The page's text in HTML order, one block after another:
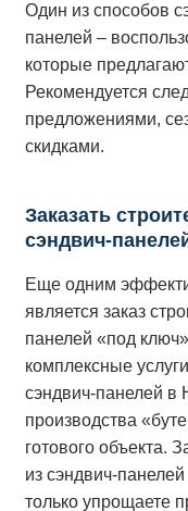
Один из способов
панелей –
которые
Рекомендуется
предложениями,
скидками.
Заказать
сэндвич-
Еще одним
является заказ
панелей «под
комплексные
сэндвич-панелей в
производства
готового объекта.
из сэндвич-
только упрощаете